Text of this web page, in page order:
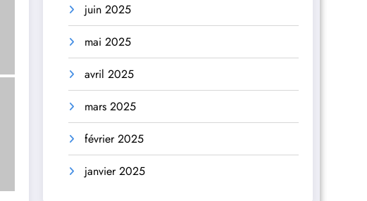
juin 2025
mai 2025
avril 2025
mars 2025
février 2025
janvier 2025